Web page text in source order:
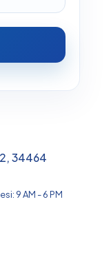
34464
9 AM - 6 PM